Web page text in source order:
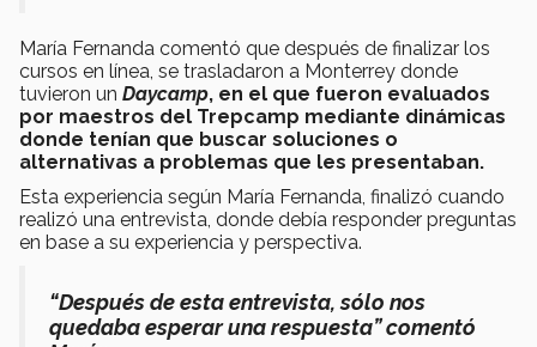
María Fernanda comentó que después de finalizar los
cursos en línea, se trasladaron a Monterrey donde
tuvieron un Daycamp, en el que fueron evaluados
por maestros del Trepcamp mediante dinámicas
donde tenían que buscar soluciones o
alternativas a problemas que les presentaban.
Esta experiencia según María Fernanda, finalizó cuando
realizó una entrevista, donde debía responder preguntas
en base a su experiencia y perspectiva.
“Después de esta entrevista, sólo nos
quedaba esperar una respuesta” comentó